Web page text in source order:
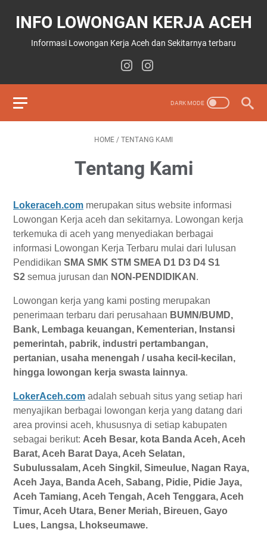
INFO LOWONGAN KERJA ACEH
Informasi Lowongan Kerja Aceh dan Sekitarnya terbaru
HOME / TENTANG KAMI
Tentang Kami
Lokeraceh.com merupakan situs website informasi
Lowongan Kerja aceh dan sekitarnya. Lowongan kerja
terkemuka di aceh yang menyediakan berbagai
informasi Lowongan Kerja Terbaru mulai dari lulusan
Pendidikan SMA SMK STM SMEA D1 D3 D4 S1
S2 semua jurusan dan NON-PENDIDIKAN .
Lowongan kerja yang kami posting merupakan
penerimaan terbaru dari perusahaan BUMN/BUMD,
Bank, Lembaga keuangan, Kementerian, Instansi
pemerintah, pabrik, industri pertambangan,
pertanian, usaha menengah / usaha kecil-kecilan,
hingga lowongan kerja swasta lainnya.
LokerAceh.com adalah sebuah situs yang setiap hari
menyajikan berbagai lowongan kerja yang datang dari
area provinsi aceh, khususnya di setiap kabupaten
sebagai berikut: Aceh Besar, kota Banda Aceh, Aceh
Barat, Aceh Barat Daya, Aceh Selatan,
Subulussalam, Aceh Singkil, Simeulue, Nagan Raya,
Aceh Jaya, Banda Aceh, Sabang, Pidie, Pidie Jaya,
Aceh Tamiang, Aceh Tengah, Aceh Tenggara, Aceh
Timur, Aceh Utara, Bener Meriah, Bireuen, Gayo
Lues, Langsa, Lhokseumawe.